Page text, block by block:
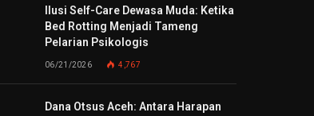
Ilusi Self-Care Dewasa Muda: Ketika
Bed Rotting Menjadi Tameng
Pelarian Psikologis
06/21/2026 4,767
Dana Otsus Aceh: Antara Harapan